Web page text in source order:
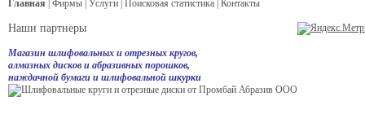
Главная Фирмы Услуги Поисковая статистика Контакты
Наши партнеры
Магазин шлифовальных и отрезных кругов,
алмазных дисков и абразивных порошков,
наждачной бумаги и шлифовальной шкурки